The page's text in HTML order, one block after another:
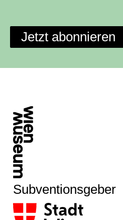
Jetzt abonnieren
Subventionsgeber